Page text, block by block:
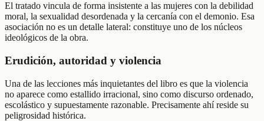
El tratado vincula de forma insistente a las mujeres con la debilidad
moral, la sexualidad desordenada y la cercanía con el demonio. Esa
asociación no es un detalle lateral: constituye uno de los núcleos
ideológicos de la obra.
Erudición, autoridad y violencia
Una de las lecciones más inquietantes del libro es que la violencia
no aparece como estallido irracional, sino como discurso ordenado,
escolástico y supuestamente razonable. Precisamente ahí reside su
peligrosidad histórica.